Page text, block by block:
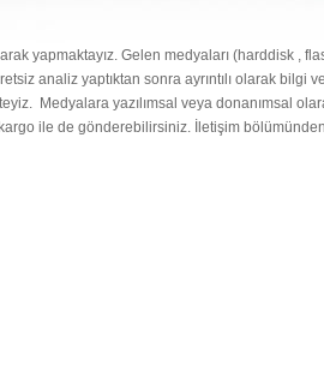
yapmaktayız. Gelen medyaları (harddisk ,
analiz yaptıktan sonra ayrıntılı olarak bilgi
Medyalara yazılımsal veya donanımsal
ile de gönderebilirsiniz. İletişim